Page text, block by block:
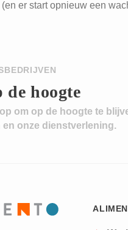
er start opnieuw een
hoogte
om op de hoogte te
onze dienstverlening.